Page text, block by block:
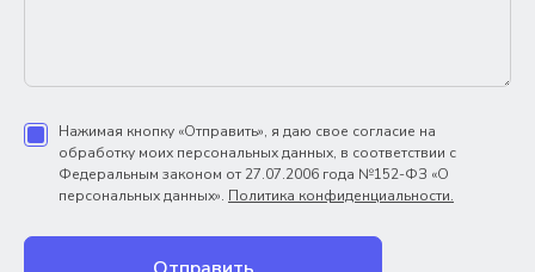
Нажимая кнопку «Отправить», я даю свое согласие на
обработку моих персональных данных, в соответствии с
Федеральным законом от 27.07.2006 года №152-ФЗ «О
персональных данных». Политика конфиденциальности.